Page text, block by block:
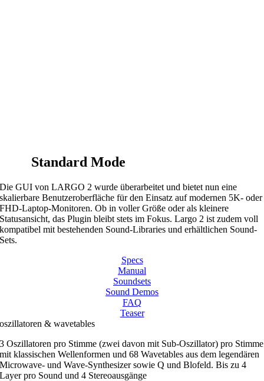
Standard Mode
Die GUI von LARGO 2 wurde überarbeitet und bietet nun eine
skalierbare Benutzeroberfläche für den Einsatz auf modernen 5K- oder
FHD-Laptop-Monitoren. Ob in voller Größe oder als kleinere
Statusansicht, das Plugin bleibt stets im Fokus. Largo 2 ist zudem voll
kompatibel mit bestehenden Sound-Libraries und erhältlichen Sound-
Sets.
Specs
Manual
Soundsets
Sound Demos
FAQ
Teaser
oszillatoren & wavetables
3 Oszillatoren pro Stimme (zwei davon mit Sub-Oszillator) pro Stimme
mit klassischen Wellenformen und 68 Wavetables aus dem legendären
Microwave- und Wave-Synthesizer sowie Q und Blofeld. Bis zu 4
Layer pro Sound und 4 Stereoausgänge